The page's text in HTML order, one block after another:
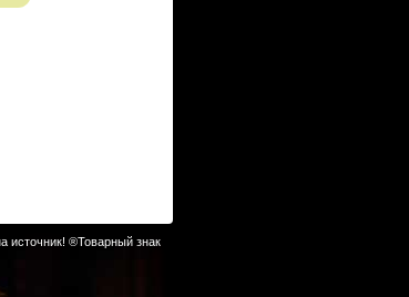
источник! ®Товарный знак